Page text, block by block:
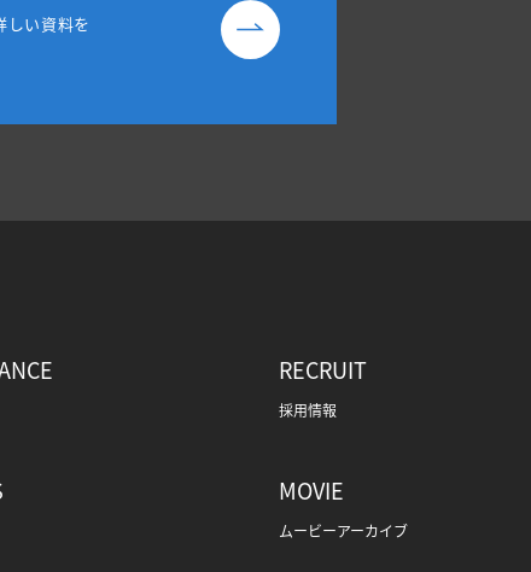
しい資料を
RECRUIT
採用情報
MOVIE
ムービーアーカイブ